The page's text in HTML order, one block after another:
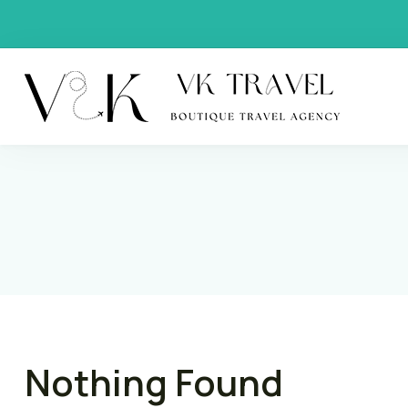
VK
Nothing Found